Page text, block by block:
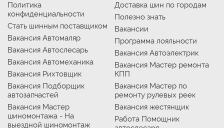
Политика
конфиденциальности
Стать шинным поставщиком
Вакансия Автомаляр
Вакансия Автослесарь
Вакансия Автомеханика
Вакансия Рихтовщик
Вакансия Подборщик
автозапчастей
Вакансия Мастер
шиномонтажа - На
выездной шиномонтаж
Доставка шин по городам
Полезно знать
Вакансии
Программа лояльности
Вакансия Автоэлектрик
Вакансия Мастер ремонта
КПП
Вакансия Мастер по
ремонту рулевых реек
Вакансия жестянщик
Работа Помощник